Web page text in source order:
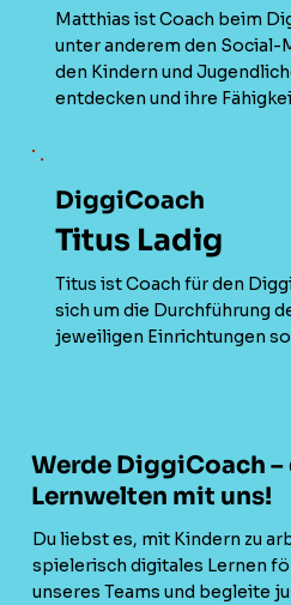
Matthias ist Coach beim
unter anderem den
den Kindern und
entdecken und ihre
Titus Ladig
DiggiCoach
Titus ist Coach für den
sich um die Durchführung
jeweiligen Einrichtungen
Werde DiggiCoach
Lernwelten mit uns!
Du liebst es, mit Kindern zu
spielerisch digitales Lernen
unseres Teams und begleite